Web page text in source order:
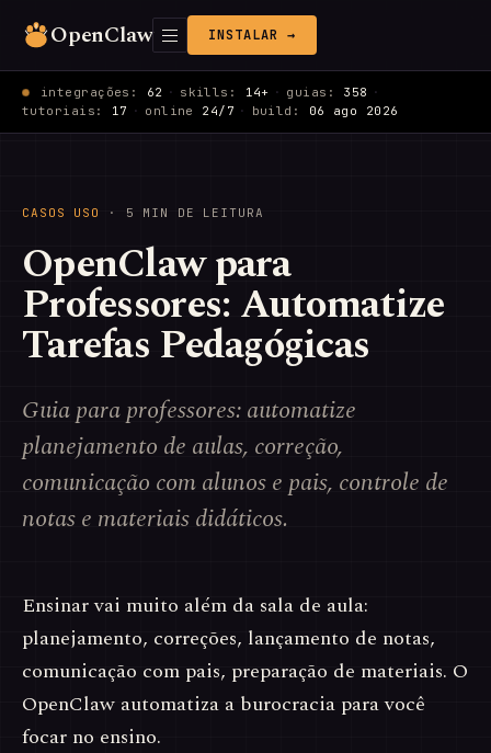
OpenClaw INSTALAR →
integrações: 62 · skills: 14+ · guias: 358 ·
tutoriais: 17 · online 24/7 · build: 06 ago 2026
CASOS USO · 5 MIN DE LEITURA
OpenClaw para
Professores: Automatize
Tarefas Pedagógicas
Guia para professores: automatize
planejamento de aulas, correção,
comunicação com alunos e pais, controle de
notas e materiais didáticos.
Ensinar vai muito além da sala de aula:
planejamento, correções, lançamento de notas,
comunicação com pais, preparação de materiais. O
OpenClaw automatiza a burocracia para você
focar no ensino.